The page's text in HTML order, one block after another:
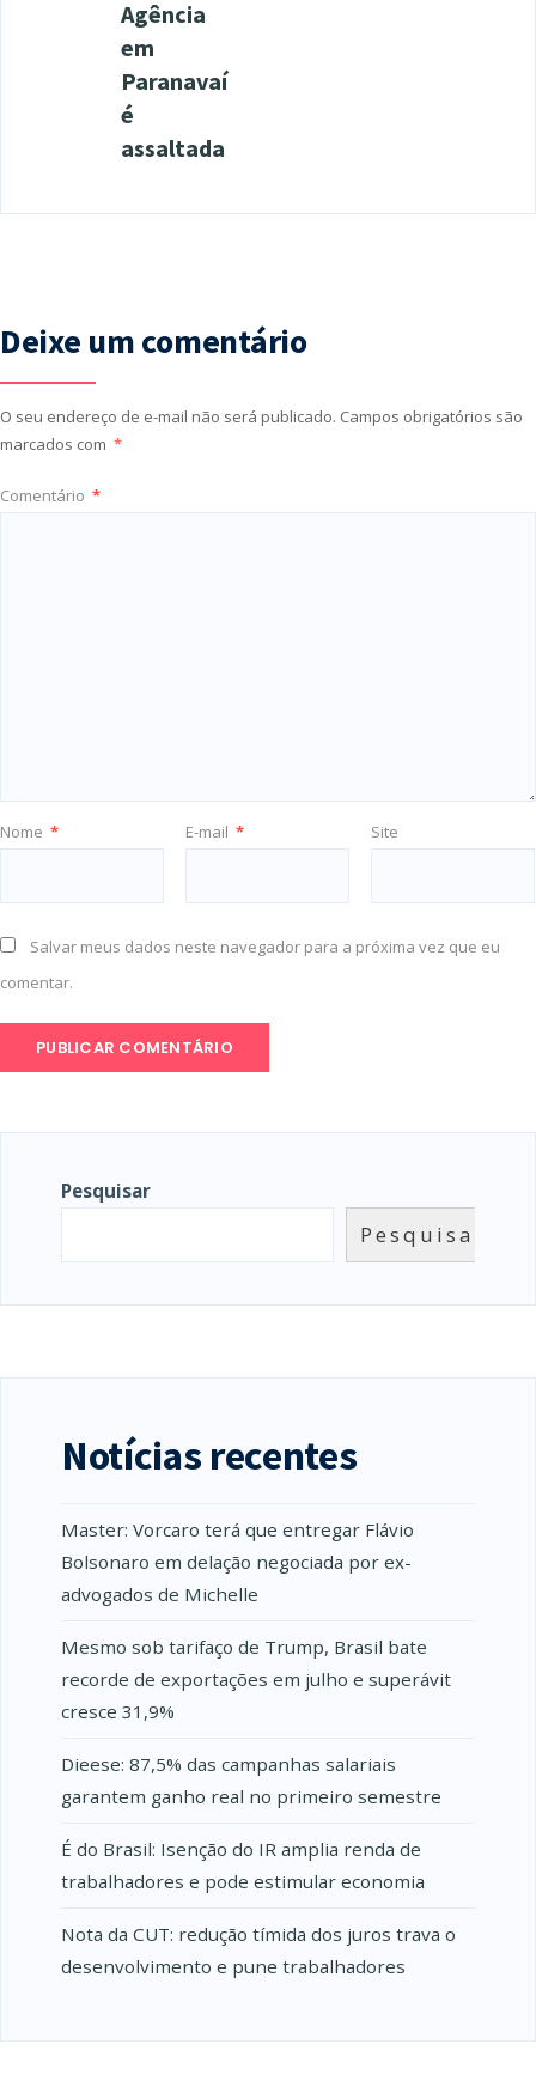
Agência
em
Paranavaí
é
assaltada
Deixe um comentário
O seu endereço de e-mail não será publicado. Campos obrigatórios são
marcados com *
Comentário *
Nome * E-mail * Site
Salvar meus dados neste navegador para a próxima vez que eu
comentar.
Pesquisar
Pesquisar
Notícias recentes
Master: Vorcaro terá que entregar Flávio
Bolsonaro em delação negociada por ex-
advogados de Michelle
Mesmo sob tarifaço de Trump, Brasil bate
recorde de exportações em julho e superávit
cresce 31,9%
Dieese: 87,5% das campanhas salariais
garantem ganho real no primeiro semestre
É do Brasil: Isenção do IR amplia renda de
trabalhadores e pode estimular economia
Nota da CUT: redução tímida dos juros trava o
desenvolvimento e pune trabalhadores